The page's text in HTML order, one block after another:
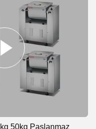
50kg Paslanmaz